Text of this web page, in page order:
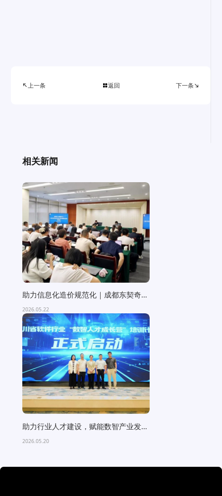
上一条 返回 下一条
相关新闻
助力信息化造价规范化｜成都东契奇科
技受邀为成都市大数据中...
2026.05.22
助力行业人才建设，赋能数智产业发展
—— 成都东契奇科技深...
2026.05.20